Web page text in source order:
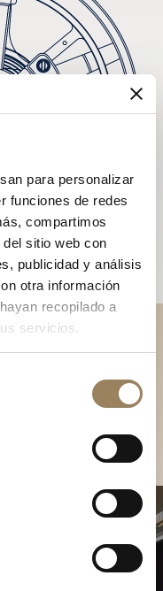
para personalizar
funciones de redes
compartimos
sitio web con
publicidad y análisis
otra información
recopilado a
servicios.